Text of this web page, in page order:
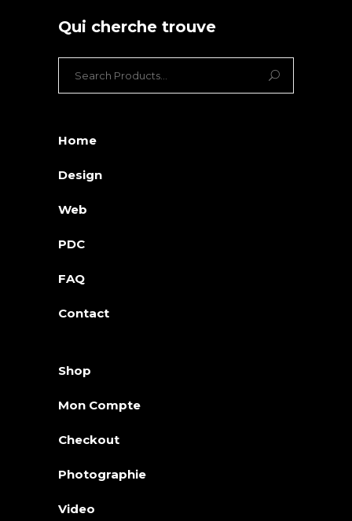
Qui cherche trouve
Home
Design
Web
PDC
FAQ
Contact
Shop
Mon Compte
Checkout
Photographie
Video